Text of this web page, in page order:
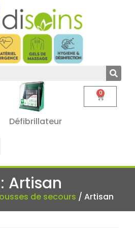
Défibrillateur
0
Artisan
de secours / Artisan